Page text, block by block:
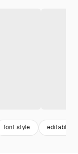
font style editable